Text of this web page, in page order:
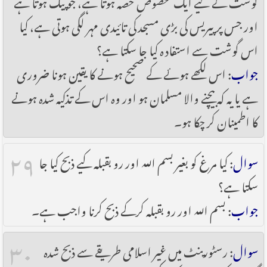
اور جس پر پیریس کی بڑی مسجد کی تائیدی مہر لگی ہوتی ہے، کیا
اس گوشت سے استفادہ کیا جا سکتا ہے؟
جواب: اس لکھے ہوئے کے صحیح ہونے کا یقین ہونا ضروری
ہے یا یہ کہ بیچنے والا مسلمان ہو اور وہ اس کے تذکیہ شدہ ہونے
کا اطمینان کر چکا ہو۔
۲۹ سوال: کیا مرغ کو بغیر بسم اللہ اور رو بقبلہ کیے ذبح کیا جا
سکتا ہے؟
جواب: بسم اللہ اور رو بقبلہ کرکے ذبح کرنا واجب ہے۔
۳۰ سوال: رسٹورینٹ میں غیر اسلامی طریقے سے ذبح شدہ